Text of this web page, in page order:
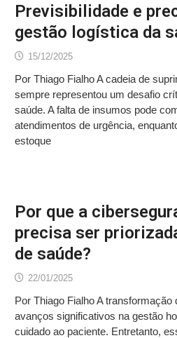
Previsibilidade e
gestão logística da
15/12/2025
Por Thiago Fialho A cadeia de
sempre representou um desafio
saúde. A falta de insumos pode
atendimentos de urgência,
estoque
Por que a
precisa ser
de saúde?
22/01/2025
Por Thiago Fialho A transformação
avanços significativos na gestão
cuidado ao paciente. Entretanto,